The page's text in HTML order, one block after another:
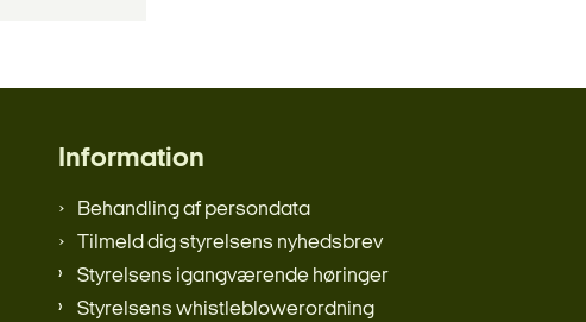
Information
Behandling af persondata
Tilmeld dig styrelsens nyhedsbrev
Styrelsens igangværende høringer
Styrelsens whistleblowerordning